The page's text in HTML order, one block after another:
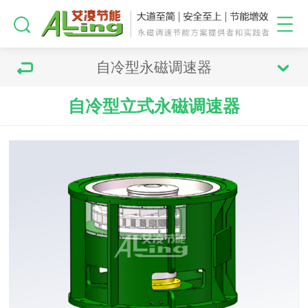
自冷型永磁调速器
自冷型立式永磁调速器